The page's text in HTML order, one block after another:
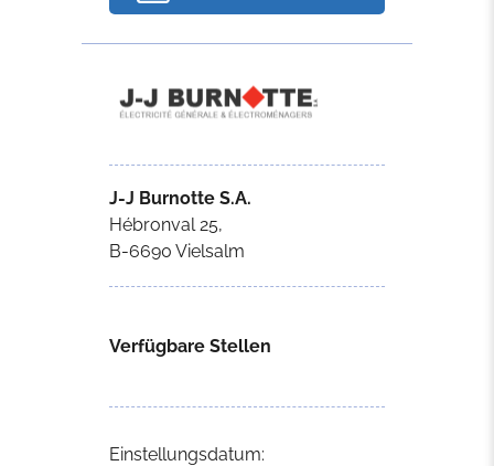
J-J Burnotte S.A.
Hébronval 25,
B-6690 Vielsalm
Verfügbare Stellen
Einstellungsdatum: